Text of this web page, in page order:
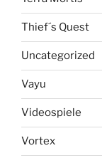
Thief´s Quest
Uncategorized
Vayu
Videospiele
Vortex